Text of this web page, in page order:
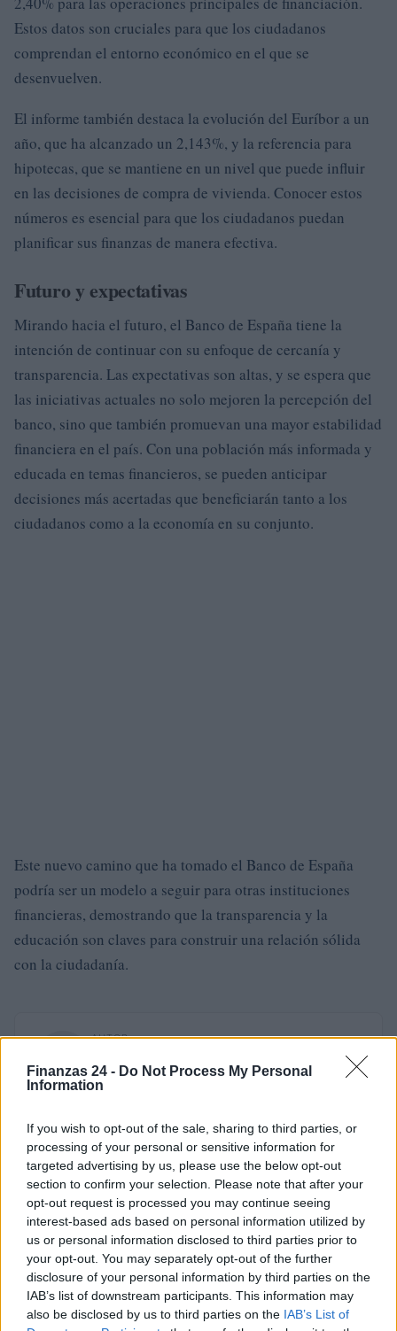
Finanzas 24 - Do Not Process My Personal
Information
If you wish to opt-out of the sale, sharing to third parties, or
processing of your personal or sensitive information for
targeted advertising by us, please use the below opt-out
section to confirm your selection. Please note that after your
opt-out request is processed you may continue seeing
interest-based ads based on personal information utilized by
us or personal information disclosed to third parties prior to
your opt-out. You may separately opt-out of the further
disclosure of your personal information by third parties on the
IAB’s list of downstream participants. This information may
also be disclosed by us to third parties on the IAB’s List of
Estos datos son cruciales para que los ciudadanos
comprendan el entorno económico en el que se
desenvuelven.
El informe también destaca la evolución del Euríbor a un
año, que ha alcanzado un 2,143%, y la referencia para
hipotecas, que se mantiene en un nivel que puede influir
en las decisiones de compra de vivienda. Conocer estos
números es esencial para que los ciudadanos puedan
planificar sus finanzas de manera efectiva.
Futuro y expectativas
Mirando hacia el futuro, el Banco de España tiene la
intención de continuar con su enfoque de cercanía y
transparencia. Las expectativas son altas, y se espera que
las iniciativas actuales no solo mejoren la percepción del
banco, sino que también promuevan una mayor estabilidad
financiera en el país. Con una población más informada y
educada en temas financieros, se pueden anticipar
decisiones más acertadas que beneficiarán tanto a los
ciudadanos como a la economía en su conjunto.
Este nuevo camino que ha tomado el Banco de España
podría ser un modelo a seguir para otras instituciones
financieras, demostrando que la transparencia y la
educación son claves para construir una relación sólida
con la ciudadanía.
AUTOR